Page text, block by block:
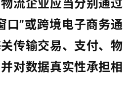
流企业应当分别通过
口”或跨境电子商务通
传输交易、支付、物
对数据真实性承担相